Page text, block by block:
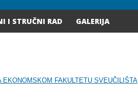
I STRUČNI RAD GALERIJA
FAKULTETU SVEUČILIŠTA